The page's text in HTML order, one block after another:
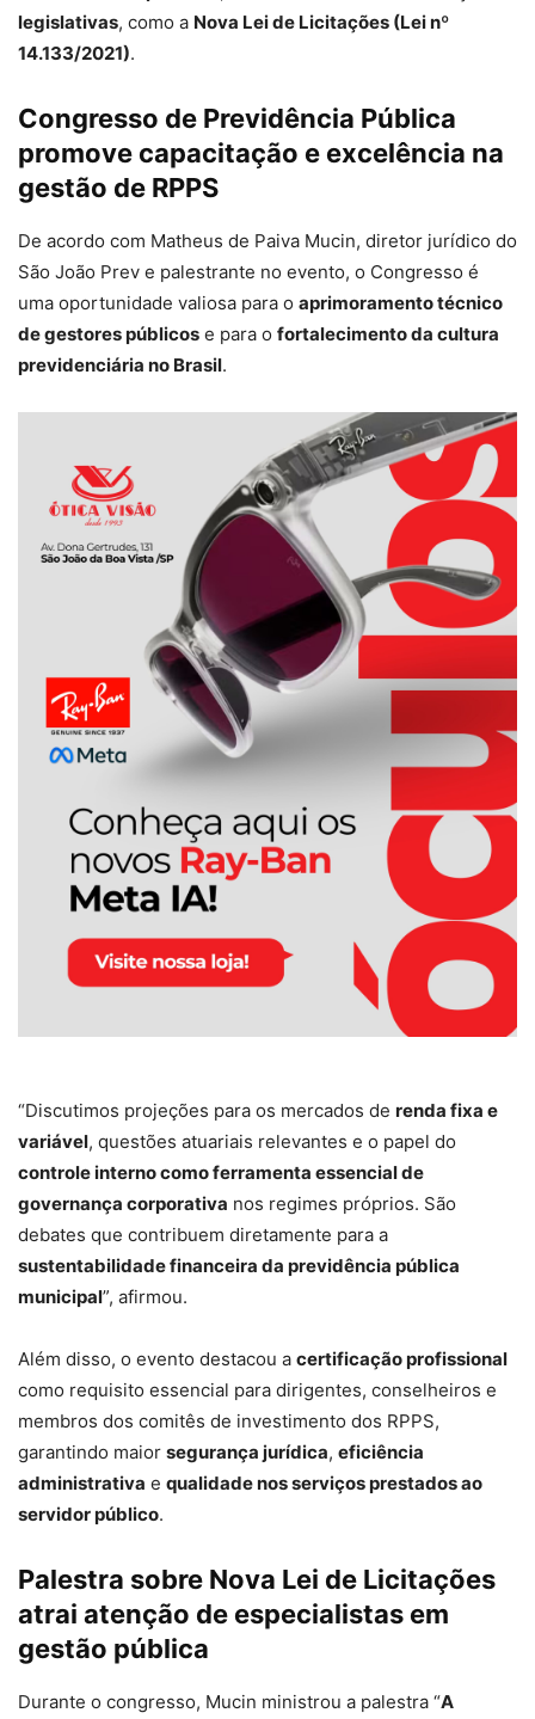
legislativas, como a Nova Lei de Licitações (Lei nº
14.133/2021).
Congresso de Previdência Pública
promove capacitação e excelência na
gestão de RPPS
De acordo com Matheus de Paiva Mucin, diretor jurídico do
São João Prev e palestrante no evento, o Congresso é
uma oportunidade valiosa para o aprimoramento técnico
de gestores públicos e para o fortalecimento da cultura
previdenciária no Brasil.
“Discutimos projeções para os mercados de renda fixa e
variável, questões atuariais relevantes e o papel do
controle interno como ferramenta essencial de
governança corporativa nos regimes próprios. São
debates que contribuem diretamente para a
sustentabilidade financeira da previdência pública
municipal”, afirmou.
Além disso, o evento destacou a certificação profissional
como requisito essencial para dirigentes, conselheiros e
membros dos comitês de investimento dos RPPS,
garantindo maior segurança jurídica, eficiência
administrativa e qualidade nos serviços prestados ao
servidor público.
Palestra sobre Nova Lei de Licitações
atrai atenção de especialistas em
gestão pública
Durante o congresso, Mucin ministrou a palestra “A